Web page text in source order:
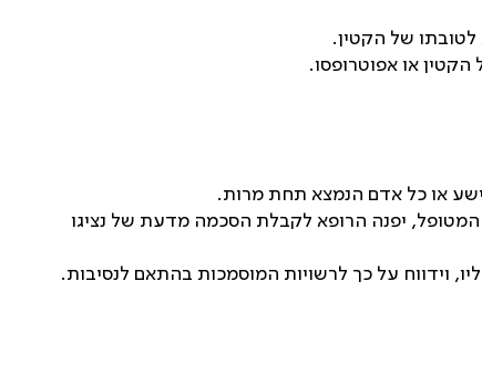
לטובתו של הקטין.
או אפוטרופסו.
ישע או כל אדם הנמצא תחת מרות.
יפנה הרופא לקבלת הסכמה מדעת של נציגו
וידווח על כך לרשויות המוסמכות בהתאם לנסיבות.